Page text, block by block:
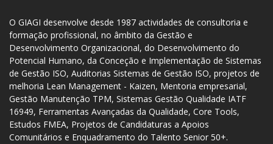
O GIAGI desenvolve desde 1987 actividades de consultoria e
formação profissional, no âmbito da Gestão e
Desenvolvimento Organizacional, do Desenvolvimento do
Potencial Humano, da Conceção e Implementação de Sistemas
de Gestão ISO, Auditorias Sistemas de Gestão ISO, projetos de
melhoria Lean Management - Kaizen, Mentoria empresarial,
Gestão Manutenção TPM, Sistemas Gestão Qualidade IATF
16949, Ferramentas Avançadas da Qualidade, Core Tools,
Estudos FMEA, Projetos de Candidaturas a Apoios
Comunitários e Enquadramento do Talento Senior 50+.